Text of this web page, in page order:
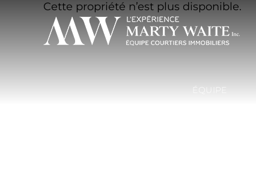
ÉQUIPE
Cette propriété n’est plus disponible.